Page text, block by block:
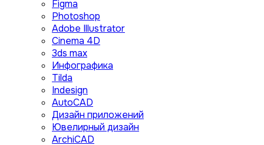
Figma
Photoshop
Adobe Illustrator
Сinema 4D
3ds max
Инфографика
Tilda
Indesign
AutoCAD
Дизайн приложений
Ювелирный дизайн
ArchiCAD